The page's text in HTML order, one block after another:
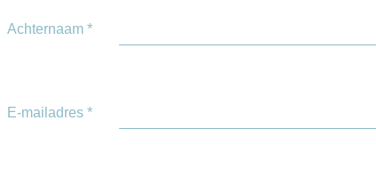
Achternaam *
E-mailadres *